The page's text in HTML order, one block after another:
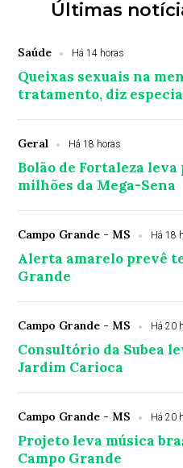
Últimas
Saúde Há 14 horas
Queixas sexuais na
tratamento, diz
Geral Há 18 horas
Bolão de Fortaleza leva
milhões da Mega-Sena
Campo Grande - MS Há 18
Alerta amarelo prevê
Grande
Campo Grande - MS Há 20
Consultório da Subea
Jardim Carioca
Campo Grande - MS Há 20
Projeto leva música
Campo Grande